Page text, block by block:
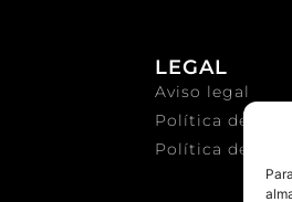
LEGAL
Aviso legal
Política de
Política de